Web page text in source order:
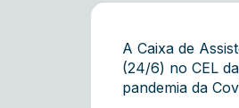
A Caixa de
(24/6) no CEL
pandemia da